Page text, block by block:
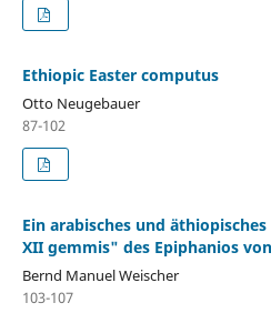
Ethiopic Easter computus
Otto Neugebauer
87-102
Ein arabisches und
XII gemmis" des Epiphanios
Bernd Manuel Weischer
103-107